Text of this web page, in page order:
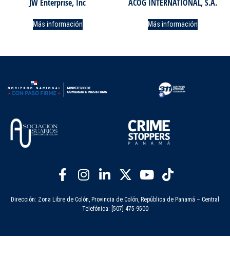
JW Enterprise, Inc
Más información
ACOG INTERNATIONAL, S.A.
Más información
Dirección: Zona Libre de Colón, Provincia de Colón, República de Panamá – Central
Telefónica: [507] 475-9500